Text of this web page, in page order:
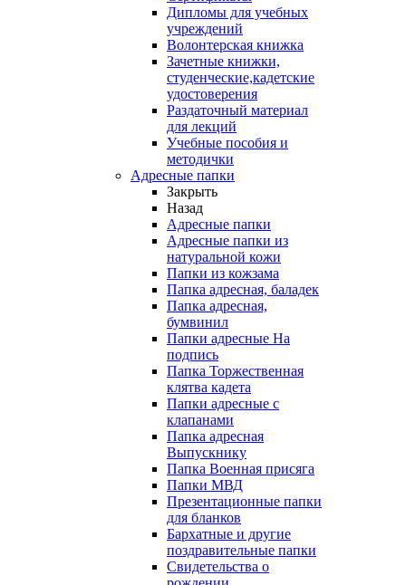
Дипломы для учебных
учреждений
Волонтерская книжка
Зачетные книжки,
студенческие,кадетские
удостоверения
Раздаточный материал
для лекций
Учебные пособия и
методички
Адресные папки
Закрыть
Назад
Адресные папки
Адресные папки из
натуральной кожи
Папки из кожзама
Папка адресная, баладек
Папка адресная,
бумвинил
Папки адресные На
подпись
Папка Торжественная
клятва кадета
Папки адресные с
клапанами
Папка адресная
Выпускнику
Папка Военная присяга
Папки МВД
Презентационные папки
для бланков
Бархатные и другие
поздравительные папки
Свидетельства о